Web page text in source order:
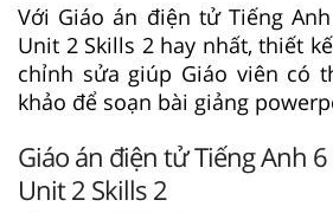
Với Giáo án điện tử Tiếng
Unit 2 Skills 2 hay nhất, thiết
chỉnh sửa giúp Giáo viên có
khảo để soạn bài giảng
Giáo án điện tử Tiếng Anh 6
Unit 2 Skills 2